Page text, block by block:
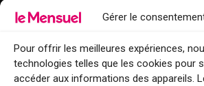
Gérer le
Pour offrir les meilleures expériences,
technologies telles que les cookies pour
accéder aux informations des appareils.
Points de diffusion Var et Alpes-Maritimes : oû
Le Mensuel en PDF : consultez le magazine en
Qui sommes-nous ?